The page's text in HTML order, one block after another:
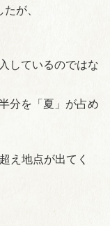
が、
しているのではな
分を「夏」が占め
え地点が出てく